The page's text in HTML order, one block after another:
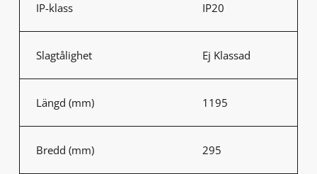
IP-klass IP20
Slagtålighet Ej Klassad
Längd (mm) 1195
Bredd (mm) 295